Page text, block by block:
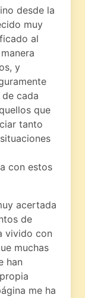
desde la
muy
al
y
cada
que
tanto
con estos
acertada
de
vivido con
muchas
han
me ha